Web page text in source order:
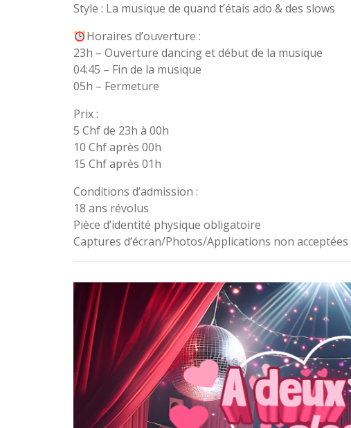
Style : La musique de quand t’étais ado & des slows
Horaires d’ouverture :
23h – Ouverture dancing et début de la musique
04:45 – Fin de la musique
05h – Fermeture
Prix :
5 Chf de 23h à 00h
10 Chf après 00h
15 Chf après 01h
Conditions d’admission :
18 ans révolus
Pièce d’identité physique obligatoire
Captures d’écran/Photos/Applications non acceptées